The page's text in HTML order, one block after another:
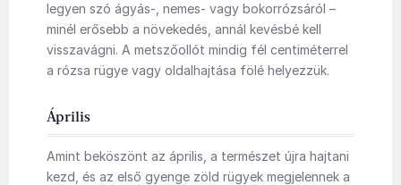
legyen szó ágyás-, nemes- vagy bokorrózsáról –
minél erősebb a növekedés, annál kevésbé kell
visszavágni. A metszőollót mindig fél centiméterrel
a rózsa rügye vagy oldalhajtása fölé helyezzük.
Április
Amint beköszönt az április, a természet újra hajtani
kezd, és az első gyenge zöld rügyek megjelennek a